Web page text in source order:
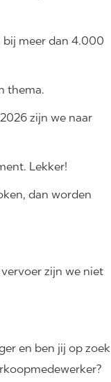
bij meer dan 4.000
thema.
zijn we naar
Lekker!
dan worden
zijn we niet
en ben jij op zoek